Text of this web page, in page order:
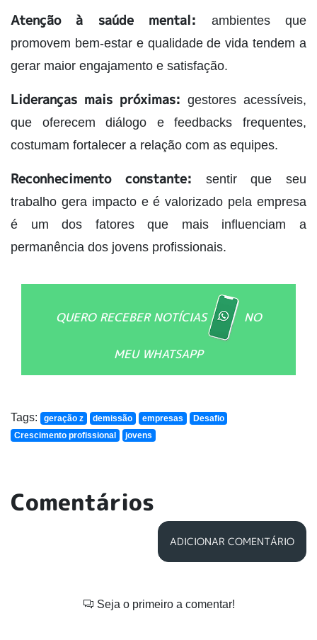
Atenção à saúde mental: ambientes que
promovem bem-estar e qualidade de vida tendem a
gerar maior engajamento e satisfação.
Lideranças mais próximas: gestores acessíveis,
que oferecem diálogo e feedbacks frequentes,
costumam fortalecer a relação com as equipes.
Reconhecimento constante: sentir que seu
trabalho gera impacto e é valorizado pela empresa
é um dos fatores que mais influenciam a
permanência dos jovens profissionais.
QUERO RECEBER NOTÍCIAS NO
MEU WHATSAPP
Tags: geração z demissão empresas
Desafio
Crescimento profissional
jovens
Comentários
ADICIONAR COMENTÁRIO
Seja o primeiro a comentar!